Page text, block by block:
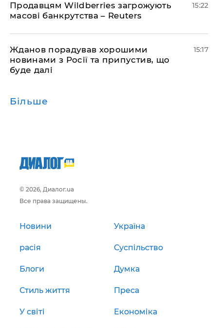
Продавцям Wildberries загрожують
масові банкрутства – Reuters
15:22
Жданов порадував хорошими
новинами з Росії та припустив, що
буде далі
15:17
Більше
© 2026, Диалог.ua
Все права защищены.
Новини Україна
расія Суспільство
Блоги Думка
Стиль життя Преса
У світі Економіка